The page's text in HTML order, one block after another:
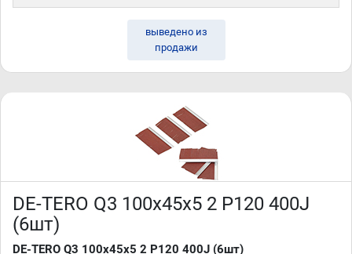
выведено из
продажи
DE-TERO Q3 100х45х5 2 P120 400J
(6шт)
DE-TERO Q3 100х45х5 2 P120 400J (6шт)